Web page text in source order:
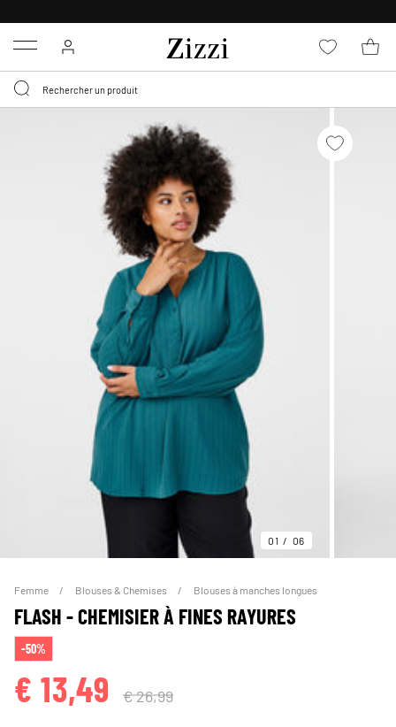
Menu
01 06
Femme Blouses & Chemises Blouses à manches longues
FLASH - CHEMISIER À FINES RAYURES
-50%
€ 13,49 € 26,99